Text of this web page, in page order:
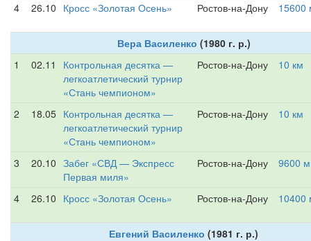
4 26.10 Кросс «Золотая Осень» Ростов-на-Дону 15600
Вера Василенко (1980 г. р.)
1
02.11
Контрольная десятка —
легкоатлетический турнир
«Стань чемпионом»
Ростов-на-Дону 10 км
2 18.05 Контрольная десятка —
легкоатлетический турнир
«Стань чемпионом»
Ростов-на-Дону 10 км
3 20.10 Забег «СВД — Экспресс
Первая миля»
Ростов-на-Дону 9600 м
4 26.10 Кросс «Золотая Осень» Ростов-на-Дону 10400
Евгений Василенко (1981 г. р.)